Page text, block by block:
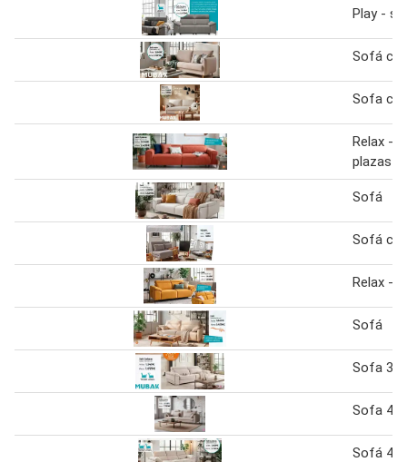
Play -
Sofá
Sofa
Relax -
plazas
Sofá
Sofá
Relax -
Sofá
Sofa 3
Sofa 4
Sofá 4